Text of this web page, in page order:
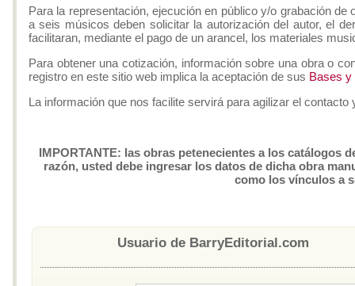
Para la representación, ejecución en público y/o grabación
a seis músicos deben solicitar la autorización del autor, el
facilitaran, mediante el pago de un arancel, los materiales
Para obtener una cotización, información sobre una obra o
registro en este sitio web implica la aceptación de sus Bases y
La información que nos facilite servirá para agilizar el
IMPORTANTE: las obras petenecientes a los catálogos
razón, usted debe ingresar los datos de dicha obra
como los vínculos a
Usuario de BarryEditorial.com